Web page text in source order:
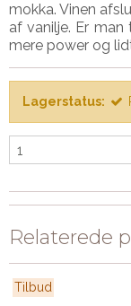
mokka. Vinen
af vanilje. Er
mere power og
Lagerstatus:
Relaterede
Tilbud